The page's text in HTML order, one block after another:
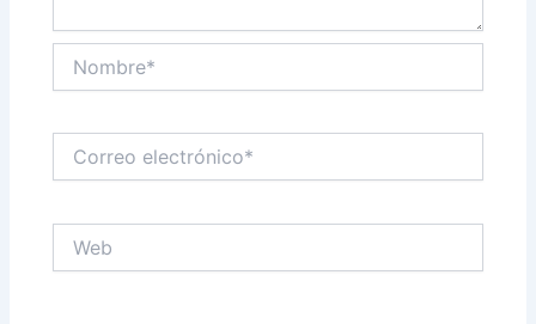
electrónico*